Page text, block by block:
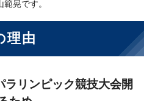
晃です。
理由
ラリンピック競技大会開